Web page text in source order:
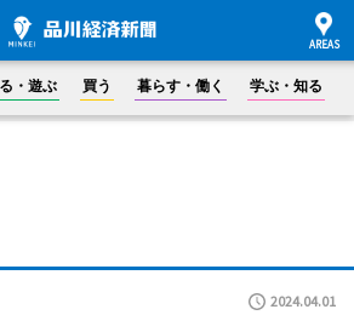
・遊ぶ 買う 暮らす・働く 学ぶ・知る
2024.04.01